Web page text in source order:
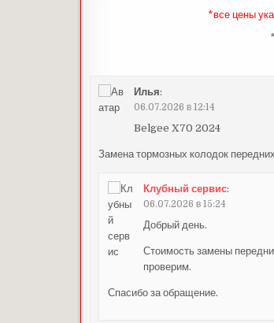
*все цены
Илья:
06.07.2026 в 12:14
Belgee X70 2024
Замена тормозных колодок
Клубный сервис:
06.07.2026 в 15:24
Добрый день.
Стоимость замены
проверим.
Спасибо за обращение.